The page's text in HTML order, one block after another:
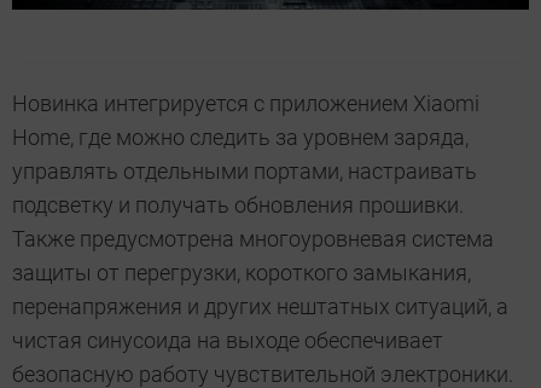
Новинка интегрируется с приложением Xiaomi
Home, где можно следить за уровнем заряда,
управлять отдельными портами, настраивать
подсветку и получать обновления прошивки.
Также предусмотрена многоуровневая система
защиты от перегрузки, короткого замыкания,
перенапряжения и других нештатных ситуаций, а
чистая синусоида на выходе обеспечивает
безопасную работу чувствительной электроники.